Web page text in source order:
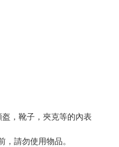
，靴子，夾克等的內表
請勿使用物品。